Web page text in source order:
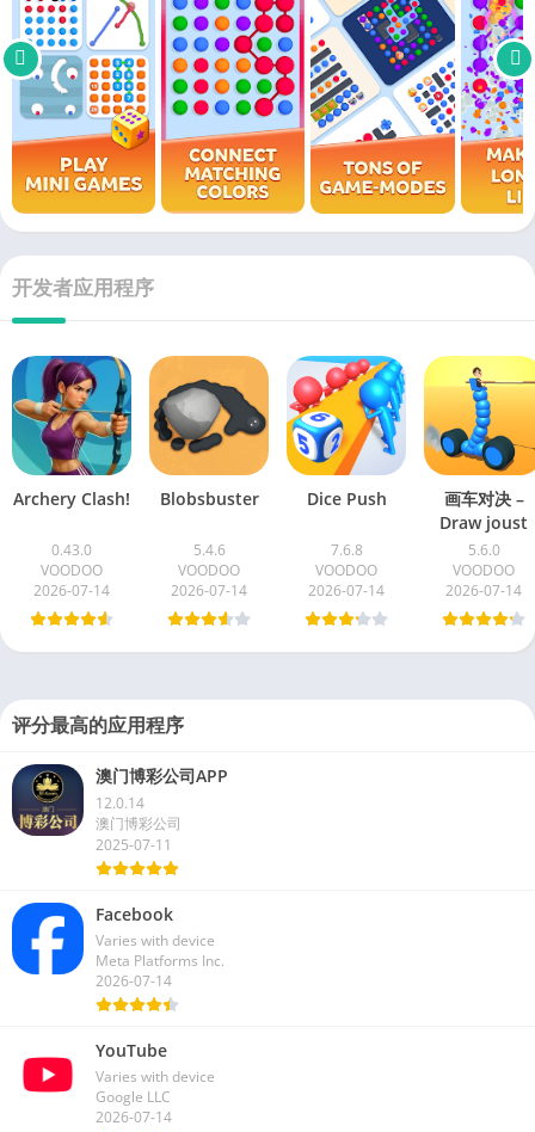
开发者应用程序
Archery Clash!
0.43.0
VOODOO
2026-07-14
Blobsbuster
5.4.6
VOODOO
2026-07-14
Dice Push
7.6.8
VOODOO
2026-07-14
画车对决 –
Draw joust
5.6.0
VOODOO
2026-07-14
评分最高的应用程序
澳门博彩公司APP
12.0.14
澳门博彩公司
2025-07-11
Facebook
Varies with device
Meta Platforms Inc.
2026-07-14
YouTube
Varies with device
Google LLC
2026-07-14